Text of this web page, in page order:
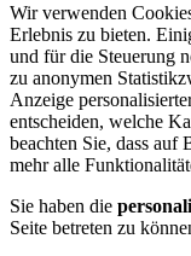
Wir verwenden
Erlebnis zu bieten.
und für die Steuerung
zu anonymen
Anzeige
entscheiden, welche
beachten Sie, dass
mehr alle
Sie haben die
Seite betreten zu